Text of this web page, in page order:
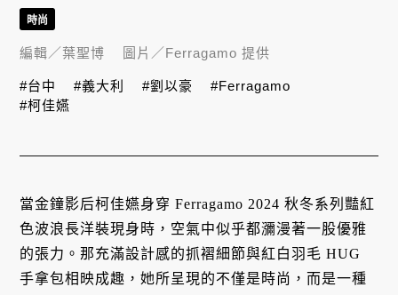
當金鐘影后柯佳嬿身穿 Ferragamo 2024 秋冬系列豔紅
色波浪長洋裝現身時，空氣中似乎都瀰漫著一股優雅
的張力。那充滿設計感的抓褶細節與紅白羽毛 HUG
手拿包相映成趣，她所呈現的不僅是時尚，而是一種
時尚
編輯／葉聖博 圖片／Ferragamo 提供
#台中 #義大利 #劉以豪
#Ferragamo
#柯佳嬿